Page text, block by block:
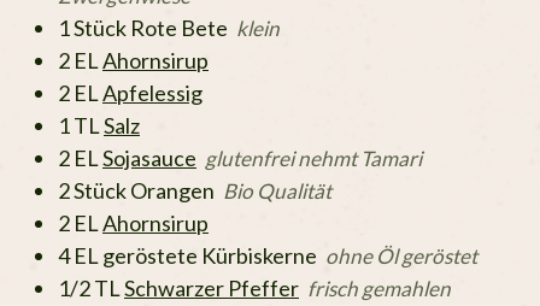
1Stück Rote Bete klein
2 ELAhornsirup
2 ELApfelessig
1TLSalz
2 ELSojasauce glutenfrei nehmt Tamari
2StückOrangen Bio Qualität
2 ELAhornsirup
4EL geröstete Kürbiskerne ohne Öl geröstet
1/2TLSchwarzer Pfeffer frisch gemahlen